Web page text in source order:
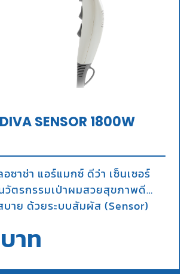
SENSOR 1800W
อซาช่า แอร์แมกซ์ ดีว่า เซ็นเซอร์
วัตรกรรมเป่าผมสวยสุขภาพดี
าย ด้วยระบบสัมผัส (Sensor)
บาท